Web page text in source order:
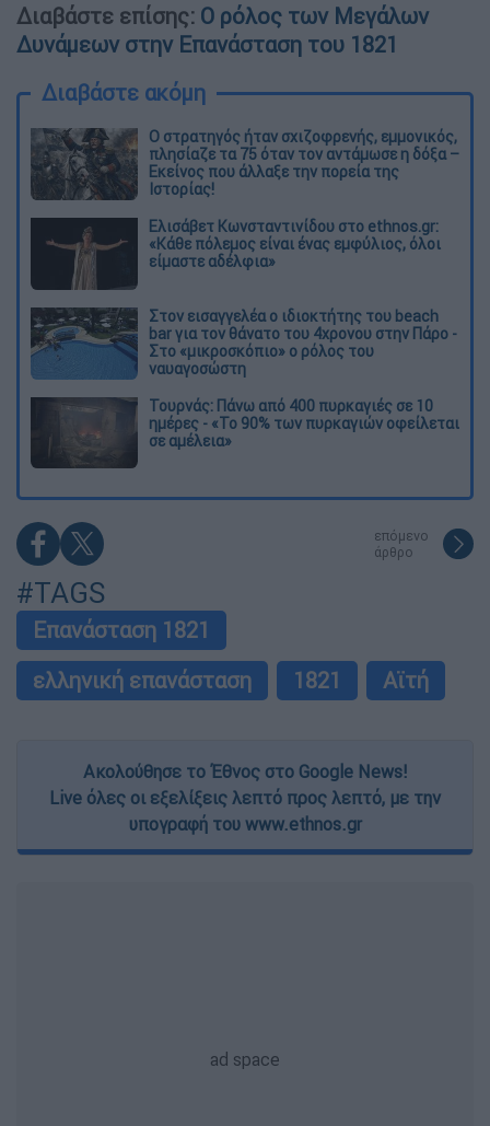
Διαβάστε επίσης: Ο ρόλος των Μεγάλων
Δυνάμεων στην Επανάσταση του 1821
Διαβάστε ακόμη
O στρατηγός ήταν σχιζοφρενής, εμμονικός,
πλησίαζε τα 75 όταν τον αντάμωσε η δόξα –
Εκείνος που άλλαξε την πορεία της
Ιστορίας!
Ελισάβετ Κωνσταντινίδου στο ethnos.gr:
«Κάθε πόλεμος είναι ένας εμφύλιος, όλοι
είμαστε αδέλφια»
Στον εισαγγελέα ο ιδιοκτήτης του beach
bar για τον θάνατο του 4χρονου στην Πάρο -
Στο «μικροσκόπιο» ο ρόλος του
ναυαγοσώστη
Τουρνάς: Πάνω από 400 πυρκαγιές σε 10
ημέρες - «Το 90% των πυρκαγιών οφείλεται
σε αμέλεια»
επόμενο
άρθρο
#TAGS
Επανάσταση 1821
ελληνική επανάσταση
1821 Αϊτή
Ακολούθησε το Έθνος στο Google News!
Live όλες οι εξελίξεις λεπτό προς λεπτό, με την
υπογραφή του www.ethnos.gr